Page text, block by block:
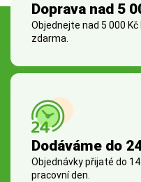
Doprava nad 5
Objednejte nad 5 000
zdarma.
Dodáváme do
Objednávky přijaté do
pracovní den.